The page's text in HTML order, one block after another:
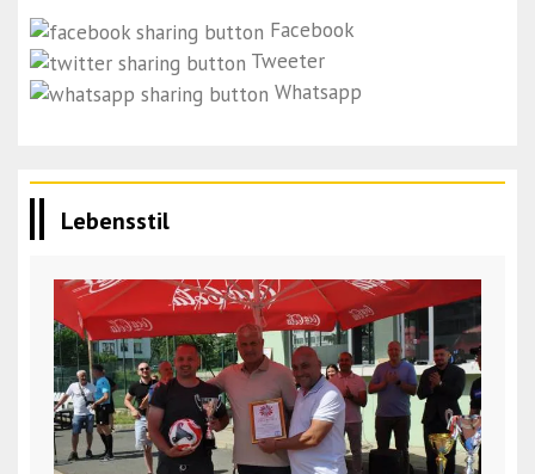
Facebook
Tweeter
Whatsapp
Lebensstil